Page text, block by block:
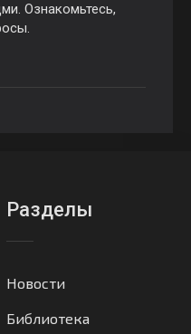
Ознакомьтесь,
Разделы
Новости
Библиотека